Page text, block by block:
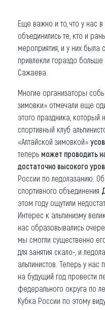
Еще важно и то, что у нас
объединились те, кто и
мероприятия, и у них была
привлекли гораздо больше
Сажаева.
Многие организаторы
зимовки» отмечали еще
этого праздника, который
спортивный клуб
«Алтайской зимовкой»
теперь может проводить
достаточно высокого
России по ледолазанию.
спортивного объединения
этом году ощутили
Интерес к альпинизму
нас образовывались
мы смогли существенно
для занятия скало-, и
альпинистов. Теперь у нас
на будущий год провести
федерального округа по
Кубка России по этому